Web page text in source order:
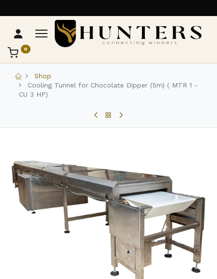
0
Shop
Cooling Tunnel for Chocolate Dipper (5m) ( MTR 1 -
CU 3 HP)
تواصل مع Hunters
عادةً بنرد في دقائق